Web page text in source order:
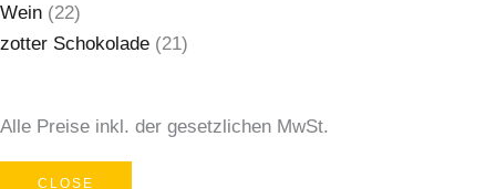
Wein (22)
zotter Schokolade (21)
Alle Preise inkl. der gesetzlichen MwSt.
CLOSE